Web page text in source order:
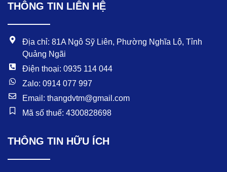
b
o
u
e
THÔNG TIN LIÊN HỆ
Địa chỉ: 81A Ngô Sỹ Liên, Phường Nghĩa Lộ, Tỉnh
Quảng Ngãi
Điện thoại: 0935 114 044
Zalo: 0914 077 997
Email: thangdvtm@gmail.com
Mã số thuế: 4300828698
THÔNG TIN HỮU ÍCH